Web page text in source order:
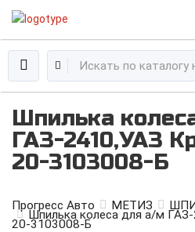
Шпилька
ГАЗ-2410,УАЗ
20-3103008-Б
Прогресс Авто МЕТИЗ
Шпилька колеса для а/м
20-3103008-Б